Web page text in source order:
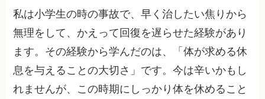
私は小学生の時の事故で、早く治したい焦りから
無理をして、かえって回復を遅らせた経験があり
ます。その経験から学んだのは、「体が求める休
息を与えることの大切さ」です。今は辛いかもし
れませんが、この時期にしっかり体を休めること